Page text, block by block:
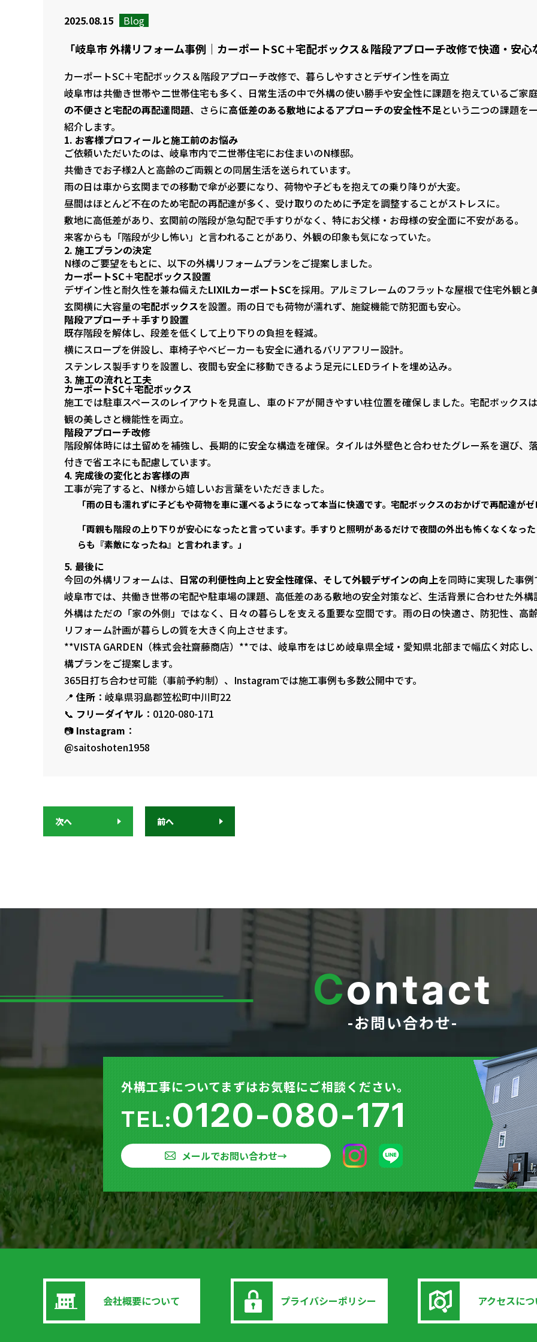
2025.08.15 Blog
「岐阜市 外構リフォーム事例｜カーポートSC＋宅配ボックス＆階段アプローチ改修で快適・安
カーポートSC＋宅配ボックス＆階段アプローチ改修で、暮らしやすさとデザイン性を両立
岐阜市は共働き世帯や二世帯住宅も多く、日常生活の中で外構の使い勝手や安全性に課題を抱えているご家
の不便さと宅配の再配達問題、さらに高低差のある敷地によるアプローチの安全性不足という二つの課題を
紹介します。
1. お客様プロフィールと施工前のお悩み
ご依頼いただいたのは、岐阜市内で二世帯住宅にお住まいのN様邸。
共働きでお子様2人と高齢のご両親との同居生活を送られています。
雨の日は車から玄関までの移動で傘が必要になり、荷物や子どもを抱えての乗り降りが大変。
昼間はほとんど不在のため宅配の再配達が多く、受け取りのために予定を調整することがストレスに。
敷地に高低差があり、玄関前の階段が急勾配で手すりがなく、特にお父様・お母様の安全面に不安がある。
来客からも「階段が少し怖い」と言われることがあり、外観の印象も気になっていた。
2. 施工プランの決定
N様のご要望をもとに、以下の外構リフォームプランをご提案しました。
カーポートSC＋宅配ボックス設置
デザイン性と耐久性を兼ね備えたLIXILカーポートSCを採用。アルミフレームのフラットな屋根で住宅外観と
玄関横に大容量の宅配ボックスを設置。雨の日でも荷物が濡れず、施錠機能で防犯面も安心。
階段アプローチ＋手すり設置
既存階段を解体し、段差を低くして上り下りの負担を軽減。
横にスロープを併設し、車椅子やベビーカーも安全に通れるバリアフリー設計。
ステンレス製手すりを設置し、夜間も安全に移動できるよう足元にLEDライトを埋め込み。
3. 施工の流れと工夫
カーポートSC＋宅配ボックス
施工では駐車スペースのレイアウトを見直し、車のドアが開きやすい柱位置を確保しました。宅配ボックス
観の美しさと機能性を両立。
階段アプローチ改修
階段解体時には土留めを補強し、長期的に安全な構造を確保。タイルは外壁色と合わせたグレー系を選び、
付きで省エネにも配慮しています。
4. 完成後の変化とお客様の声
工事が完了すると、N様から嬉しいお言葉をいただきました。
「雨の日も濡れずに子どもや荷物を車に運べるようになって本当に快適です。宅配ボックスのおかげで再配達が
「両親も階段の上り下りが安心になったと言っています。手すりと照明があるだけで夜間の外出も怖くなくなっ
らも『素敵になったね』と言われます。」
5. 最後に
今回の外構リフォームは、 日常の利便性向上と安全性確保、そして外観デザインの向上を同時に実現した事例
岐阜市では、共働き世帯の宅配や駐車場の課題、高低差のある敷地の安全対策など、生活背景に合わせた外
外構はただの「家の外側」ではなく、日々の暮らしを支える重要な空間です。雨の日の快適さ、防犯性、高
リフォーム計画が暮らしの質を大きく向上させます。
**VISTA GARDEN（株式会社齋藤商店）**では、岐阜市をはじめ岐阜県全域・愛知県北部まで幅広く対応し
構プランをご提案します。
365日打ち合わせ可能（事前予約制）、Instagramでは施工事例も多数公開中です。
📍 住所 ：岐阜県羽島郡笠松町中川町22
📞 フリーダイヤル ：0120-080-171
📷 Instagram ：
@saitoshoten1958
次へ 前へ
Contact
-お問い合わせ-
外構工事についてまずはお気軽にご相談ください。
TEL:0120-080-171
メールでお問い合わせ→
会社概要について プライバシーポリシー アクセスに